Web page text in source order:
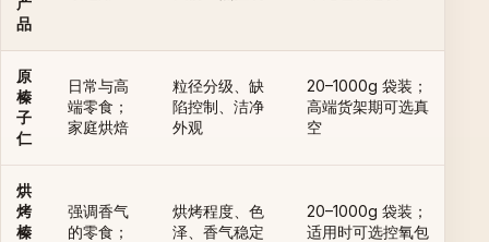
品
原
榛
子
仁
日常与高
端零食；
家庭烘焙
粒径分级、缺
陷控制、洁净
外观
20–1000g 袋装；
高端货架期可选真
空
烘
烤
榛
强调香气
的零食；
烘烤程度、色
泽、香气稳定
20–1000g 袋装；
适用时可选控氧包